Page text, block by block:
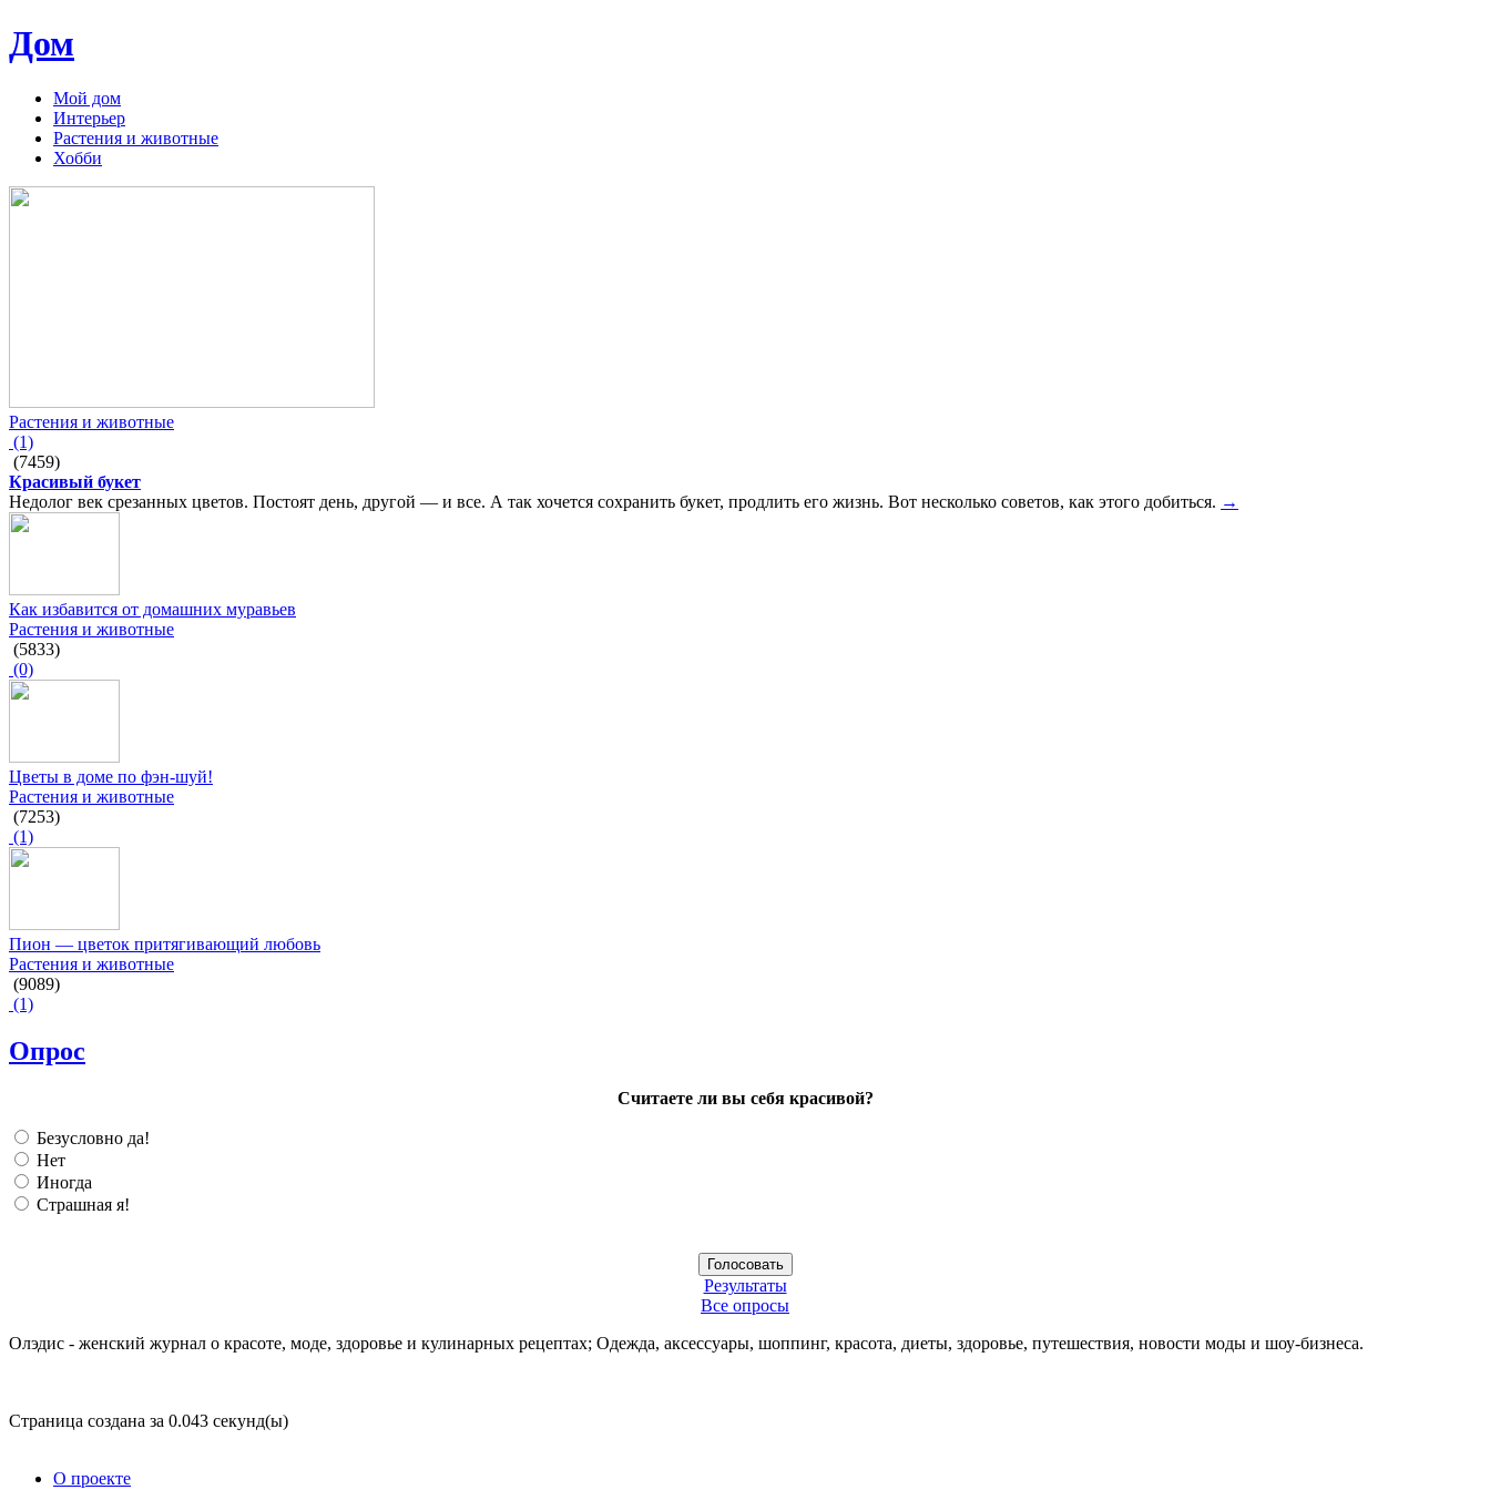
Дом
Мой дом
Интерьер
Растения и животные
Хобби
Растения и животные
(1)
(7459)
Красивый букет
Недолог век срезанных цветов. Постоят день, другой — и все. А так хочется сохранить букет, продлить его жизнь. Вот несколько советов, как этого добиться. →
Как избавится от домашних муравьев
Растения и животные
(5833)
(0)
Цветы в доме по фэн-шуй!
Растения и животные
(7253)
(1)
Пион — цветок притягивающий любовь
Растения и животные
(9089)
(1)
Опрос
Считаете ли вы себя красивой?
Безусловно да!
Нет
Иногда
Страшная я!
Результаты
Все опросы
Олэдис - женский журнал о красоте, моде, здоровье и кулинарных рецептах; Одежда, аксессуары, шоппинг, красота, диеты, здоровье, путешествия, новости моды и шоу-бизнеса.
Страница создана за 0.043 секунд(ы)
О проекте